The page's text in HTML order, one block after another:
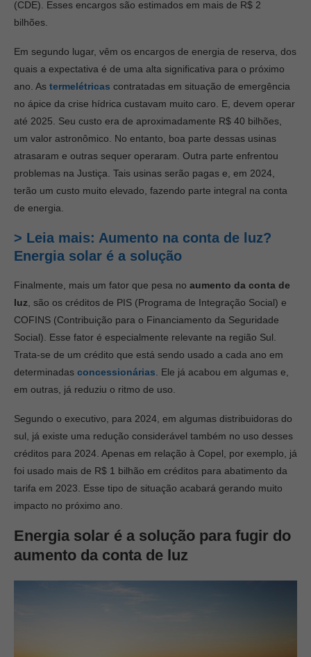
(CDE). Esses encargos são estimados em mais de R$ 2
bilhões.
Em segundo lugar, vêm os encargos de energia de reserva, dos
quais a expectativa é de uma alta significativa para o próximo
ano. As termelétricas contratadas em situação de emergência
no ápice da crise hídrica custavam muito caro. E, devem operar
até 2025. Seu custo era de aproximadamente R$ 40 bilhões,
um valor astronômico. No entanto, boa parte dessas usinas
atrasaram e outras sequer operaram. Outra parte enfrentou
problemas na Justiça. Tais usinas serão pagas e, em 2024,
terão um custo muito elevado, fazendo parte integral na conta
de energia.
> Leia mais: Aumento na conta de luz?
Energia solar é a solução
Finalmente, mais um fator que pesa no aumento da conta de
luz , são os créditos de PIS (Programa de Integração Social) e
COFINS (Contribuição para o Financiamento da Seguridade
Social). Esse fator é especialmente relevante na região Sul.
Trata-se de um crédito que está sendo usado a cada ano em
determinadas concessionárias . Ele já acabou em algumas e,
em outras, já reduziu o ritmo de uso.
Segundo o executivo, para 2024, em algumas distribuidoras do
sul, já existe uma redução considerável também no uso desses
créditos para 2024. Apenas em relação à Copel, por exemplo, já
foi usado mais de R$ 1 bilhão em créditos para abatimento da
tarifa em 2023. Esse tipo de situação acabará gerando muito
impacto no próximo ano.
Energia solar é a solução para fugir do
aumento da conta de luz